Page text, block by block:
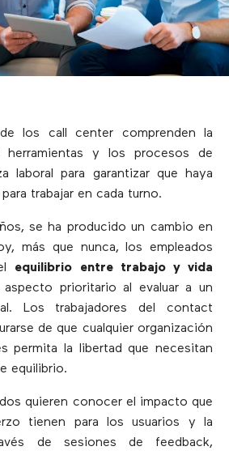
los call center comprenden la
herramientas y los procesos de
laboral para garantizar que haya
trabajar en cada turno.
se ha producido un cambio en
más que nunca, los empleados
equilibrio entre trabajo y vida
prioritario al evaluar a un
Los trabajadores del contact
de que cualquier organización
permita la libertad que necesitan
equilibrio.
quieren conocer el impacto que
tienen para los usuarios y la
de sesiones de feedback,